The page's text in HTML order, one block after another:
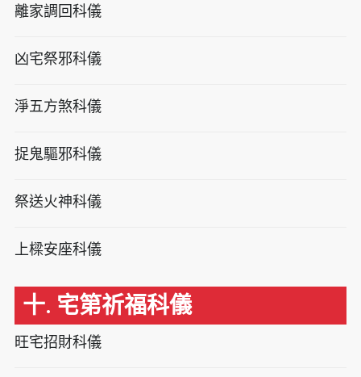
離家調回科儀
凶宅祭邪科儀
淨五方煞科儀
捉鬼驅邪科儀
祭送火神科儀
上樑安座科儀
十. 宅第祈福科儀
旺宅招財科儀